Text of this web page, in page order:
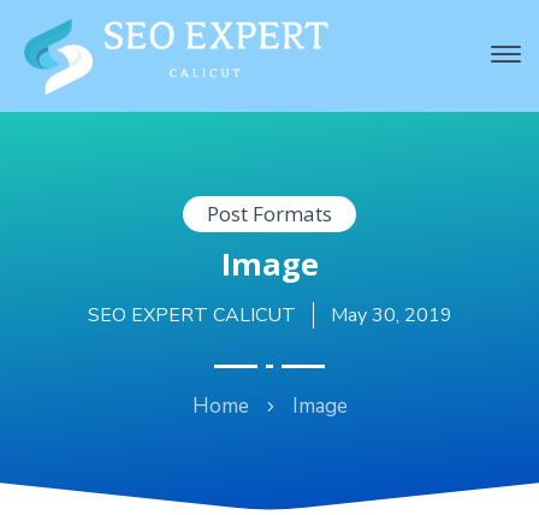
Post Formats
Image
SEO EXPERT CALICUT May 30, 2019
Home Image